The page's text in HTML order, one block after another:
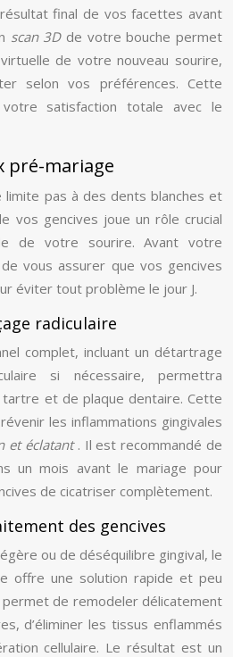
final de vos facettes avant
scan 3D de votre bouche permet
de votre nouveau sourire,
selon vos préférences. Cette
satisfaction totale avec le
pré-mariage
limite pas à des dents blanches et
vos gencives joue un rôle crucial
de votre sourire. Avant votre
vous assurer que vos gencives
éviter tout problème le jour J.
radiculaire
complet, incluant un détartrage
si nécessaire, permettra
et de plaque dentaire. Cette
les inflammations gingivales
et éclatant . Il est recommandé de
un mois avant le mariage pour
de cicatriser complètement.
des gencives
ou de déséquilibre gingival, le
offre une solution rapide et peu
de remodeler délicatement
d’éliminer les tissus enflammés
cellulaire. Le résultat est un